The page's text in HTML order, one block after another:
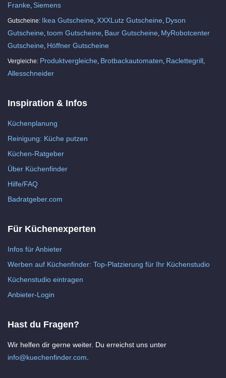
Franke Siemens
Gutscheine: Ikea Gutscheine XXXLutz Gutscheine Dyson
Gutscheine toom Gutscheine Baur Gutscheine MyRobotcenter
Gutscheine Höffner Gutscheine
Vergleiche: Produktvergleiche Brotbackautomaten Raclettegrill
Allesschneider
Inspiration & Infos
Küchenplanung
Reinigung: Küche putzen
Küchen-Ratgeber
Über Küchenfinder
Hilfe/FAQ
Badratgeber.com
Für Küchenexperten
Infos für Anbieter
Werben auf Küchenfinder: Top-Platzierung für Ihr Küchenstudio
Küchenstudio eintragen
Anbieter-Login
Hast du Fragen?
Wir helfen dir gerne weiter. Du erreichst uns unter
info@kuechenfinder.com